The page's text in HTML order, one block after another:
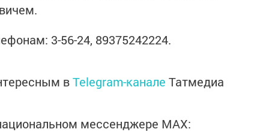
3-56-24, 89375242224.
вTelegram-канале Татмедиа
мессенджере MАХ: